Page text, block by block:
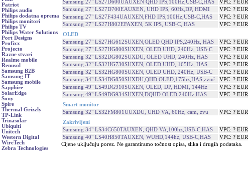
Patriot
Philips audio
Philips dodatna oprema
Philips monitori
Philips TV
Philips Water Solutions
Port Designs
Profixx
Projecto
Razne stvari
Realme mobile
Renusol
Samsung B2B
Samsung IT
Samsung mobile
Sapphire
SolarEdge
Sony
Spire
Thermal Grizzly
TP-Link
Trinasolar
Ubiquiti
Unitech
Western Digital
WireTech
Zebra Technologies
Samsung 27" LS27D600UAUXEN QHD IPS,100Hz,USB-C,HAS
VPC: ? EUR
Samsung 27" LS27D700EAUXEN, UHD IPS, 60Hz,DP, HDMI
VPC: ? EUR
Samsung 27" LS27F434UAUXEN,FHD IPS,100Hz,USB-C,HAS
VPC: ? EUR
Samsung 27" LS27H802EFAXEN, 5K IPS, USB-C, HAS
VPC: ? EUR
OLED
Samsung 27" LS27HG612SUXEN,OLED QHD IPS,240Hz, HAS
VPC: ? EUR
Samsung 27" LS27HG800SUXEN, OLED UHD, 240Hz, USB-C
VPC: ? EUR
Samsung 32" LS32DG802SUXDU, OLED UHD, 240Hz, HAS
VPC: ? EUR
Samsung 32" LS32HG730SUXEN, OLED UHD, 165Hz, HAS
VPC: ? EUR
Samsung 32" LS32HG800SUXEN, OLED UHD, 240Hz, USB-C
VPC: ? EUR
Samsung 34" LS34DG850SUXDU,QHD OLED,175hz,HAS,zvuč
VPC: ? EUR
Samsung 49" LS49DG910SUXEN, OLED, DP, HDMI, 144Hz
VPC: ? EUR
Samsung 49" LS49DG934SUXEN,DQHD OLED,240Hz,HAS
VPC: ? EUR
Smart monitor
Samsung 32" LS32FM801UUXDU, UHD VA, 60Hz, cam, zvu
VPC: ? EUR
Zakrivljeni
Samsung 34" LS34C650TAUXEN, QHD VA,100hz,USB-C,HAS
VPC: ? EUR
Samsung 40" LS40H850TAUXEN, WUHD,144hz, USB-C,HAS
VPC: ? EUR
Cijene uključuju porez. Ne garantiramo točnost opisa, slika i drugih podataka.